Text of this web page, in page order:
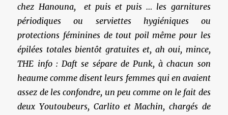
chez Hanouna, et puis et puis … les garnitures
périodiques ou serviettes hygiéniques ou
protections féminines de tout poil même pour les
épilées totales bientôt gratuites et, ah oui, mince,
THE info : Daft se sépare de Punk, à chacun son
heaume comme disent leurs femmes qui en avaient
assez de les confondre, un peu comme on le fait des
deux Youtoubeurs, Carlito et Machin, chargés de